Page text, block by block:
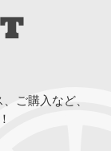
ご購入など、